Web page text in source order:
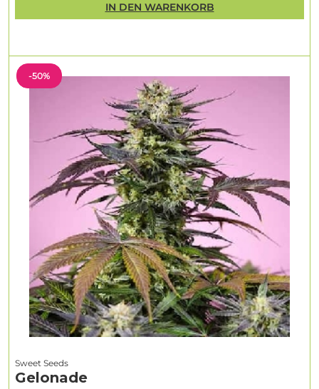
-50%
Sweet Seeds
Gelonade
IN DEN WARENKORB